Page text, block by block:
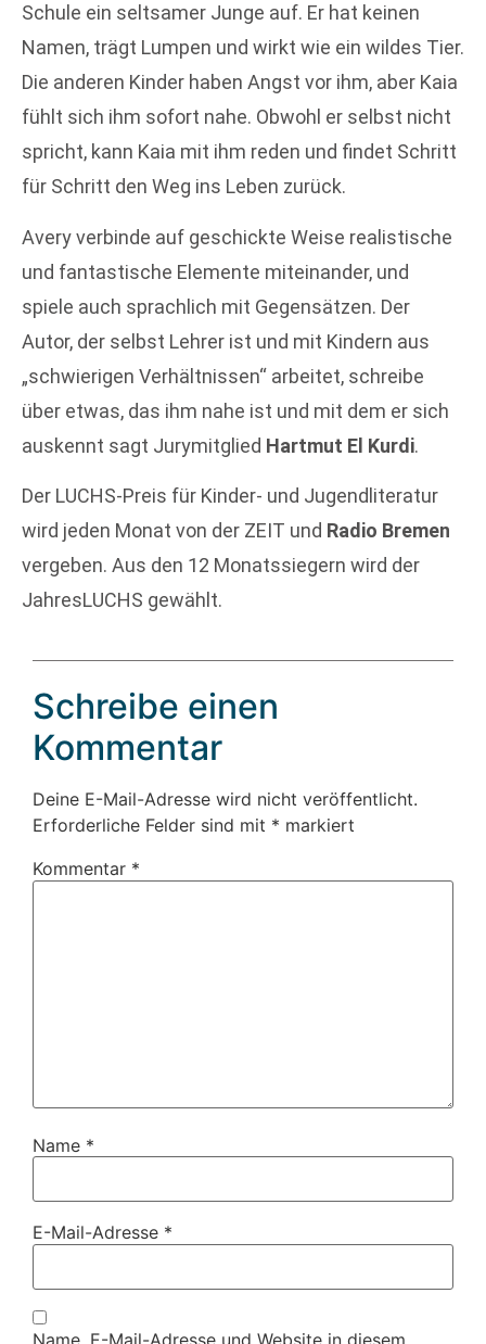
Schule ein seltsamer Junge auf. Er hat keinen
Namen, trägt Lumpen und wirkt wie ein wildes Tier.
Die anderen Kinder haben Angst vor ihm, aber Kaia
fühlt sich ihm sofort nahe. Obwohl er selbst nicht
spricht, kann Kaia mit ihm reden und findet Schritt
für Schritt den Weg ins Leben zurück.
Avery verbinde auf geschickte Weise realistische
und fantastische Elemente miteinander, und
spiele auch sprachlich mit Gegensätzen. Der
Autor, der selbst Lehrer ist und mit Kindern aus
„schwierigen Verhältnissen“ arbeitet, schreibe
über etwas, das ihm nahe ist und mit dem er sich
auskennt sagt Jurymitglied Hartmut El Kurdi.
Der LUCHS-Preis für Kinder- und Jugendliteratur
wird jeden Monat von der ZEIT und Radio Bremen
vergeben. Aus den 12 Monatssiegern wird der
JahresLUCHS gewählt.
Schreibe einen
Kommentar
Deine E-Mail-Adresse wird nicht veröffentlicht.
Erforderliche Felder sind mit * markiert
Kommentar *
Name *
E-Mail-Adresse *
Name, E-Mail-Adresse und Website in diesem